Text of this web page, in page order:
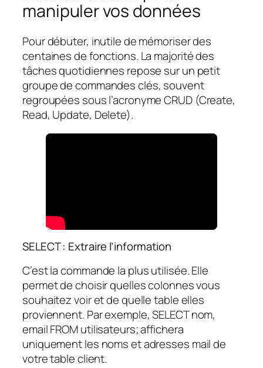
manipuler vos données
Pour débuter, inutile de mémoriser des
centaines de fonctions. La majorité des
tâches quotidiennes repose sur un petit
groupe de commandes clés, souvent
regroupées sous l’acronyme CRUD (Create,
Read, Update, Delete).
SELECT : Extraire l’information
C’est la commande la plus utilisée. Elle
permet de choisir quelles colonnes vous
souhaitez voir et de quelle table elles
proviennent. Par exemple, SELECT nom,
email FROM utilisateurs; affichera
uniquement les noms et adresses mail de
votre table client.